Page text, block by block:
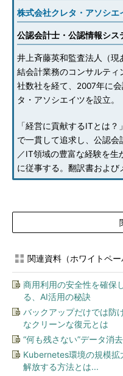
株式会社クレタ・アソシエ
公認会計士・公認情報シ
井上斉藤英和監査法人（現
結会計業務のコンサルテ
社数社を経て、2007年に
タ・アソシエイツを設立。
「経営に貢献するITとは
で一貫して追求し、公認
／IT領域の豊富な経験を生
に従事する。翻訳書およ
関連資料（ホワイトペー
商用利用の安全性を確保
る、AI活用の秘訣
バックアップだけでは防
なクリーンな復元とは
“何も残さない”データ消
Kubernetes環境の規模拡
解放する方法とは...